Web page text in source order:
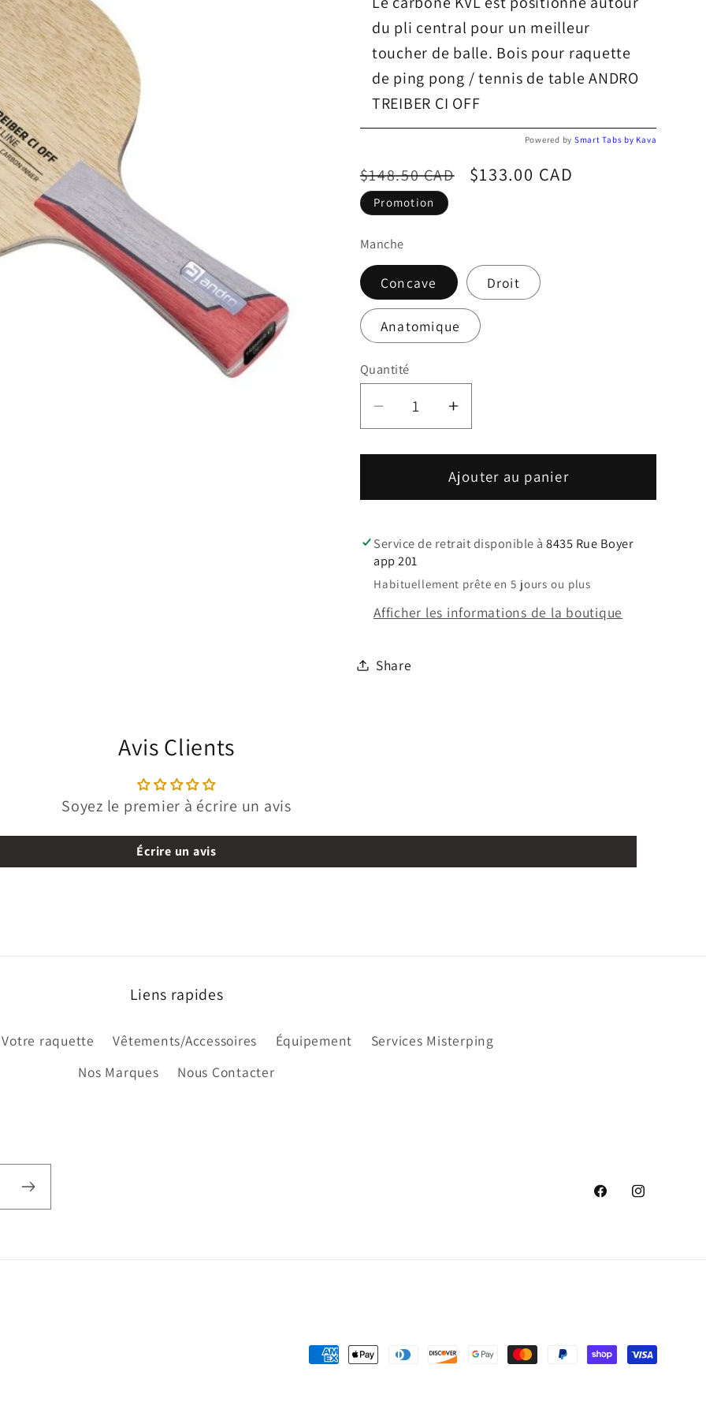
du pli central pour un meilleur
toucher de balle. Bois pour raquette
de ping pong / tennis de table ANDRO
TREIBER CI OFF
Powered by Smart Tabs by Kava
Prix
habituel
$148.50 CAD
Prix
$133.00 CAD
Promotion
Manche
Concave Droit
Anatomique
Quantité
Réduire
la
quantité
Bois
TREIBER
CI
OFF
Augmenter
la
quantité
de
Bois
TREIBER
OFF
Ajouter au panier
Service de retrait disponible à8435 Rue Boyer
app 201
Habituellement prête en 5 jours ou plus
Afficher les informations de la boutique
Share
Avis Clients
Soyez le premier à écrire un avis
Écrire un avis
Liens rapides
Votre raquette Vêtements/Accessoires Équipement
Services Misterping
Nos Marques
Nous Contacter
FacebookInstagram
Moyens